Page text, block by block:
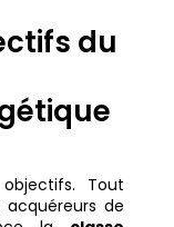
du
Tout
de